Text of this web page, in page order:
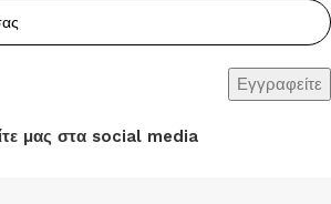
μας στα social media